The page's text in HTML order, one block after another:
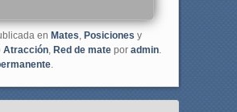
en Mates, Posiciones y
Atracción, Red de matepor admin.
.